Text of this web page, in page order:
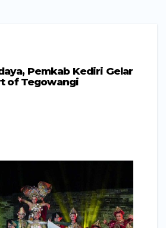
Pemkab Kediri Gelar
of Tegowangi